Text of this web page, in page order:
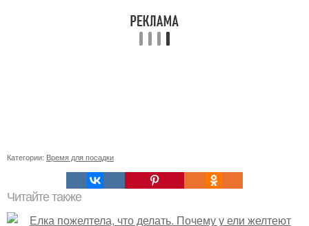
Категории: Время для посадки
Читайте также